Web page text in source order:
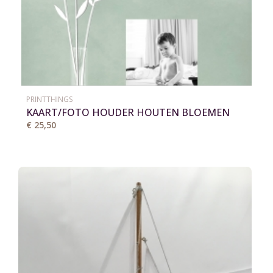
PRINTTHINGS
KAART/FOTO HOUDER HOUTEN BLOEMEN
VAAS
€ 25,50